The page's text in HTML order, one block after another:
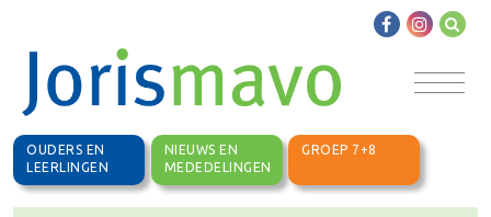
OUDERS EN
LEERLINGEN
NIEUWS EN
MEDEDELINGEN
GROEP 7+8